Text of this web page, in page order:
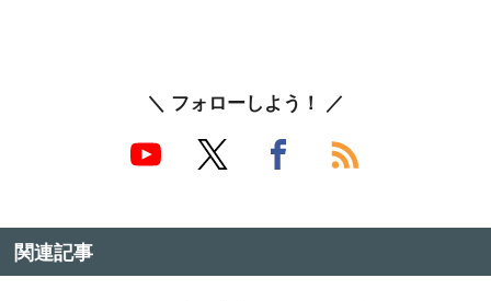
＼ フォローしよう！ ／
関連記事